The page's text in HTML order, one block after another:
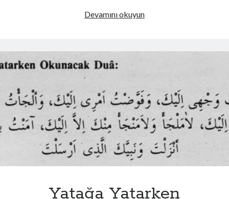
Devamını okuyunUyku
Dua
Yatağa Yatarken